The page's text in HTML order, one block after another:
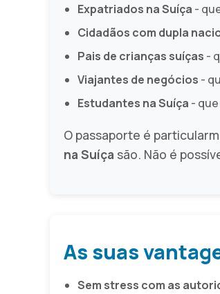
Expatriados na Suíça -
Cidadãos com dupla
Pais de crianças suíças -
Viajantes de negócios -
Estudantes na Suíça -
O passaporte é
na Suíça são. Não é
As suas
Sem stress com as